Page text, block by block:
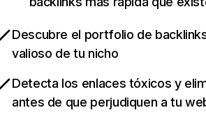
Descubre el portfolio de
valioso de tu nicho
Detecta los enlaces tóxicos y
antes de que perjudiquen a tu